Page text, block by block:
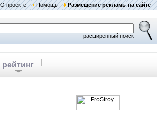
О проекте Помощь Размещение рекламы на сайте
расширенный поиск
рейтинг